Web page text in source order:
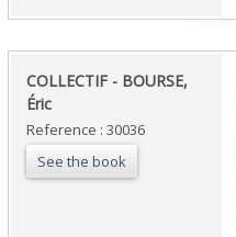
‎COLLECTIF - BOURSE,
Éric‎
Reference : 30036
See the book